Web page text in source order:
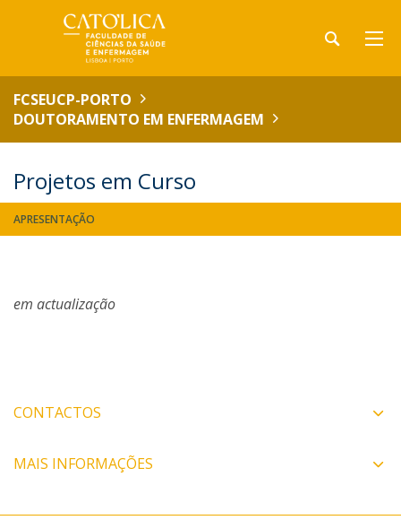
FCSEUCP-PORTO
DOUTORAMENTO EM ENFERMAGEM
Projetos em Curso
APRESENTAÇÃO
em actualização
CONTACTOS
MAIS INFORMAÇÕES